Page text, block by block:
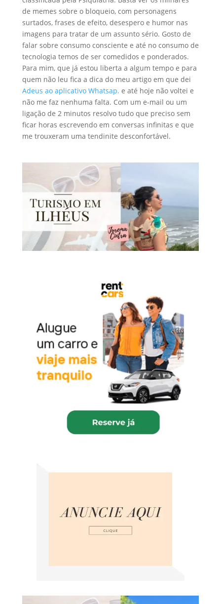
de memes sobre o bloqueio, com personagens
surtados, frases de efeito, desespero e humor nas
imagens para tratar de um assunto sério. Gosto de
falar sobre consumo consciente e até no consumo de
tecnologia temos de ser comedidos e ponderados.
Para mim, que já estou liberta a algum tempo e para
quem não leu fica a dica do meu artigo em que dei
Adeus ao aplicativo Whatsap. e até hoje não voltei e
não me faz nenhuma falta. Com um e-mail ou um
ligação de 2 minutos resolvo tudo que preciso sem
ficar horas escrevendo em conversas infinitas e que
me trouxeram uma tendinite desconfortável.